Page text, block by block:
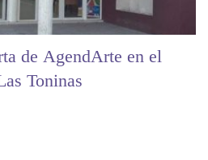
de AgendArte en el
Toninas